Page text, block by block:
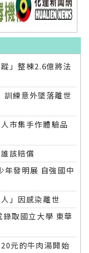
」整棟2.6億將法
練意外墜落離世
市集手作體驗品
該賠償
年發明展 自強國中
」因感染離世
取國立大學 東華
元的牛肉湯開始